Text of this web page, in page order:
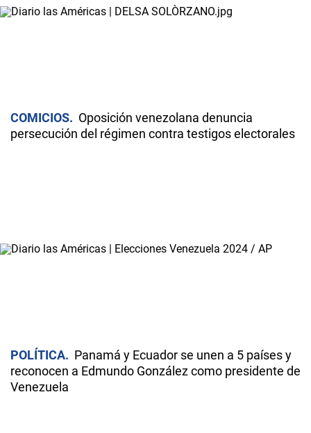
COMICIOS
Oposición venezolana denuncia
persecución del régimen contra testigos electorales
POLÍTICA
Panamá y Ecuador se unen a 5 países y
reconocen a Edmundo González como presidente de
Venezuela